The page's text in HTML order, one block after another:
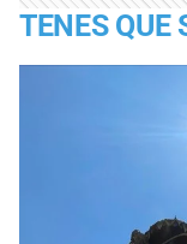
TENES QUE